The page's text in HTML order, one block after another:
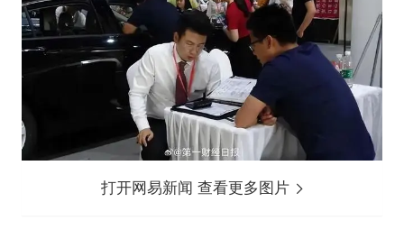
打开网易新闻 查看更多图片